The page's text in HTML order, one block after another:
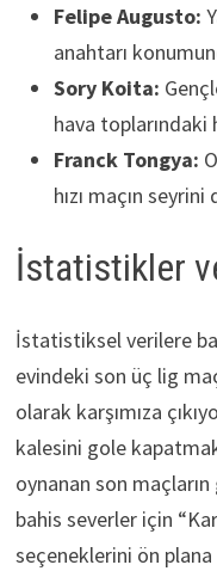
Felipe Augusto:
anahtarı
Sory Koita:
hava
Franck Tongya:
hızı maçın
İstatistikler
İstatistiksel verilere
evindeki son üç lig
olarak karşımıza
kalesini gole
oynanan son
bahis severler için
seçeneklerini ön plana